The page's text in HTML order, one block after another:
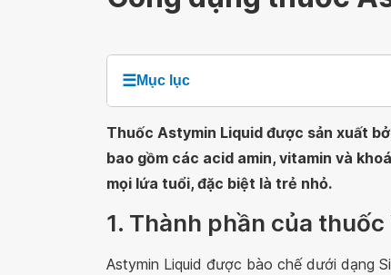
☰Mục lục
Thuốc Astymin Liquid được sản xuất
bao gồm các acid amin, vitamin và
mọi lứa tuổi, đặc biệt là trẻ nhỏ.
1. Thành phần của
Astymin Liquid được bào chế dưới dạng